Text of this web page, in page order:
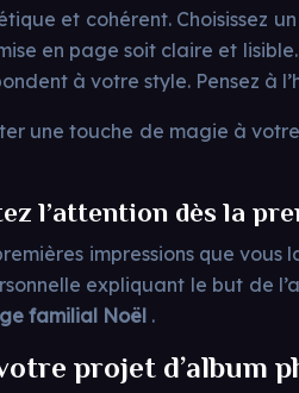
et cohérent. Choisissez
en page soit claire et
à votre style. Pensez à
une touche de magie à
l’attention dès la
impressions que
expliquant le but
familial Noël .
projet d’album